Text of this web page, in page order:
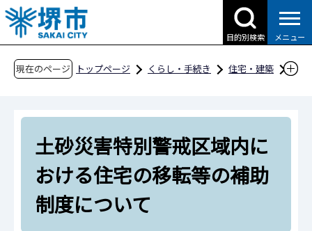
こ
の
ペ
目的別検索 メニュー
現在のページ トップページ くらし・手続き
住宅・建築
土砂災害特別警戒区域内における住宅の移転等
の補助制度について
土砂災害特別警戒区域内に
おける住宅の移転等の補助
制度について